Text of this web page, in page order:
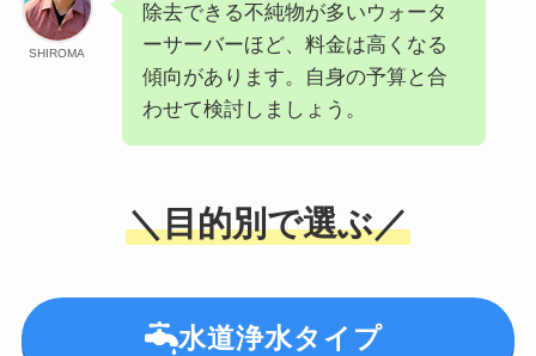
SHIROMA
除去できる不純物が多いウォータ
ーサーバーほど、料金は高くなる
傾向があります。自身の予算と合
わせて検討しましょう。
＼目的別で選ぶ／
水道浄水タイプ